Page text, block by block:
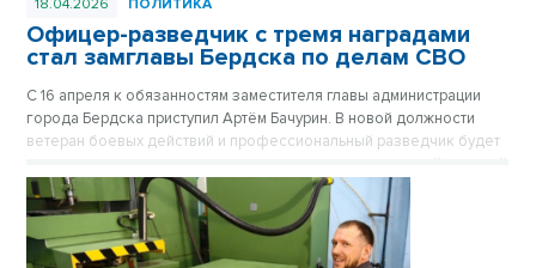
18.04.2026 ПОЛИТИКА
Офицер-разведчик с тремя наградами
стал замглавы Бердска по делам СВО
С 16 апреля к обязанностям заместителя главы администрации
города Бердска приступил Артём Бачурин. В новой должности
ветеран боевых действий и профессиональный разведчик будет
операции и их семей, координируя работу социальных служб,
военкомата и медицинских учреждений.